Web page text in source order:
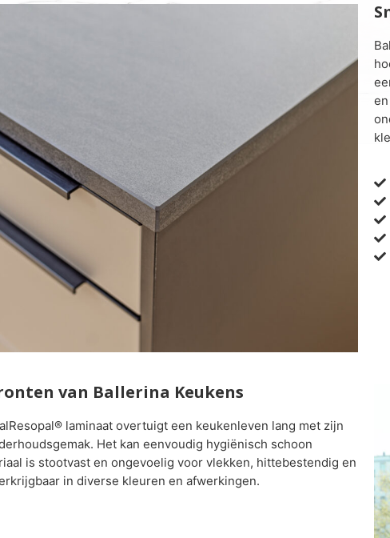
van Ballerina Keukens
laminaat overtuigt een keukenleven lang met zijn
Het kan eenvoudig hygiënisch schoon
is stootvast en ongevoelig voor vlekken, hittebestendig en
in diverse kleuren en afwerkingen.